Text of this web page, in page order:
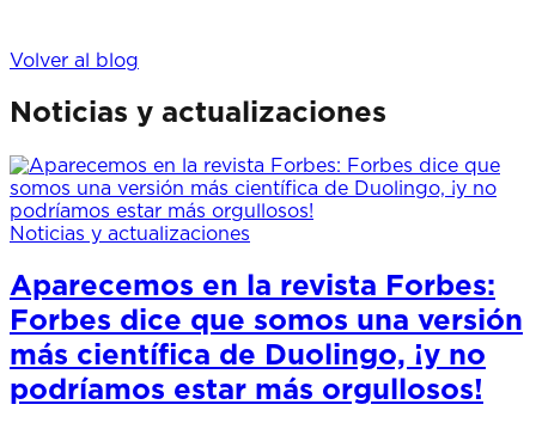
Volver al blog
Noticias y actualizaciones
Noticias y actualizaciones
Aparecemos en la revista Forbes:
Forbes dice que somos una versión
más científica de Duolingo, ¡y no
podríamos estar más orgullosos!